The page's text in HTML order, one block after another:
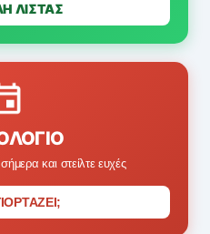
ΛΙΣΤΑΣ
και στείλτε ευχές